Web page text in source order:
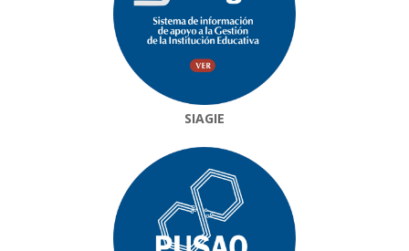
SIAGIE